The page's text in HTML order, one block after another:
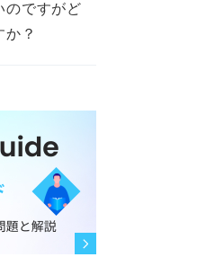
のですがど
か？